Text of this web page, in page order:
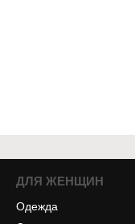
ДЛЯ ЖЕНЩИН
Одежда